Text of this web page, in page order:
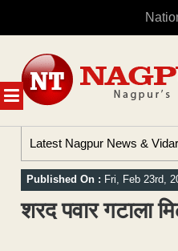
MENU
content
Latest Nagpur News &
Published On : Fri, Feb 23rd,
शरद पवार गटाला